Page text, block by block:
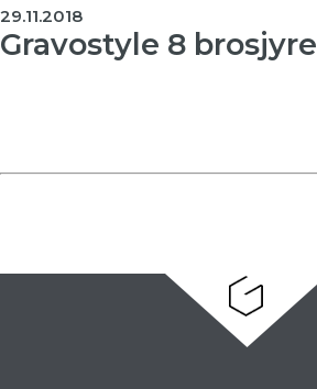
29.11.2018
Gravostyle 8 brosjyre